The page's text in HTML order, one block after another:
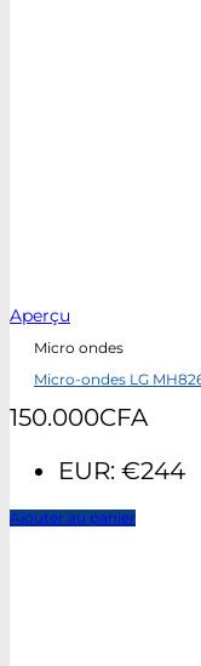
Aperçu
Micro ondes
Micro-ondes LG
150.000CFA
EUR: €244
Ajouter au panier